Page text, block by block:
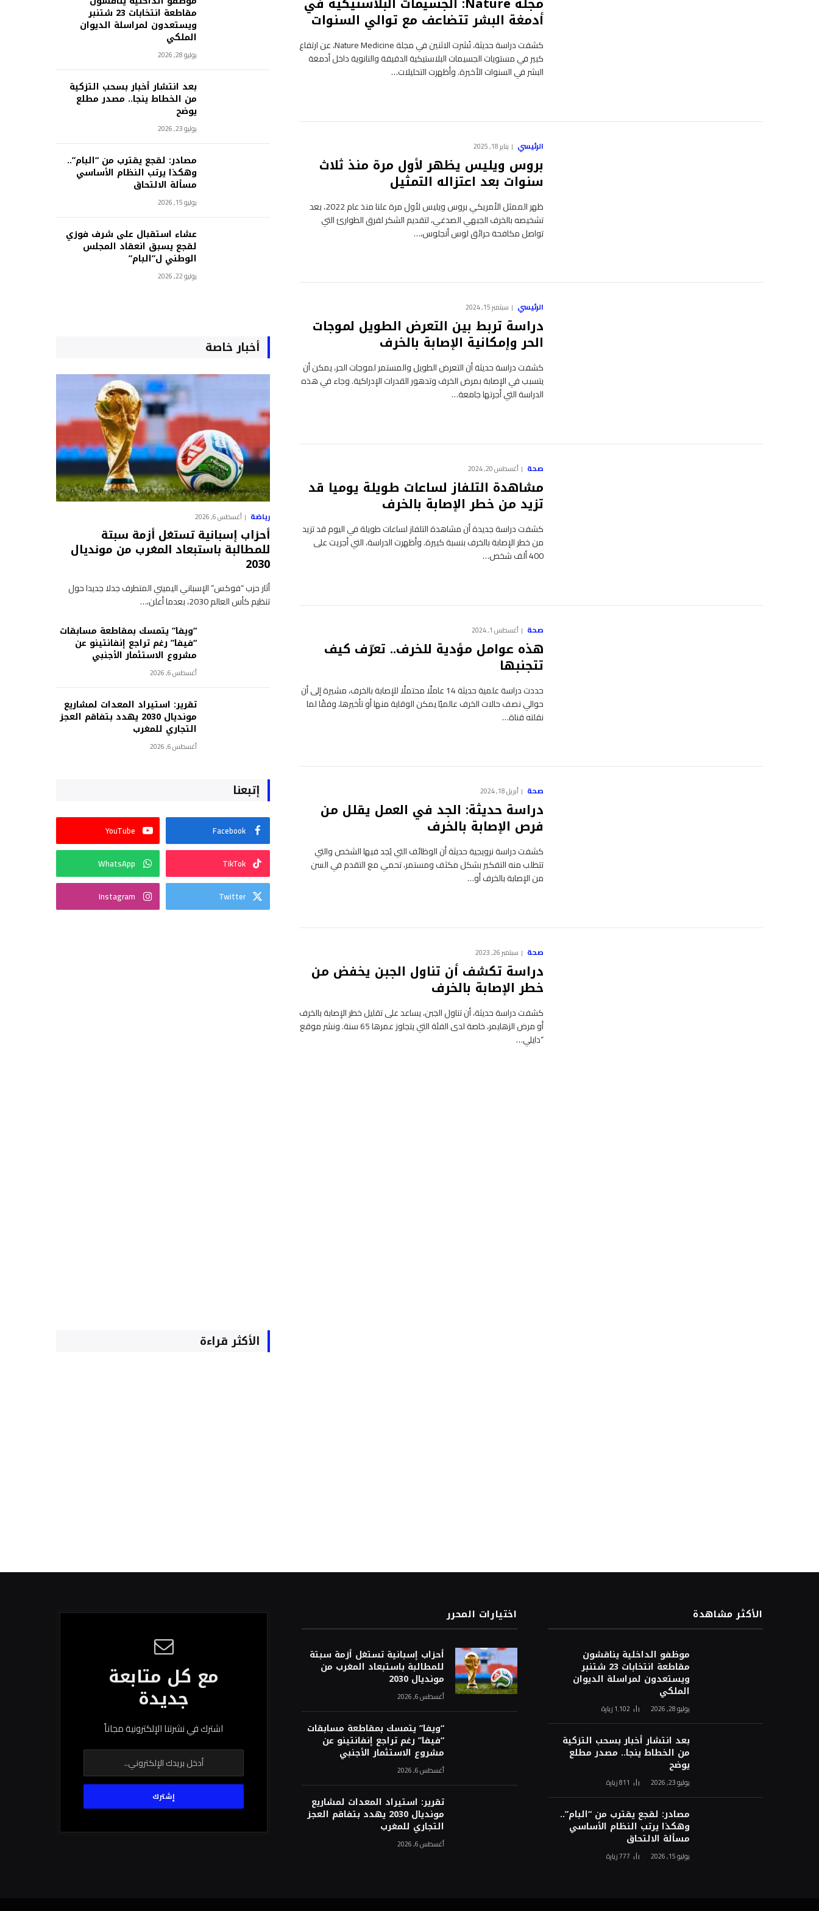
أدمغة البشر تتضاعف مع توالي السنوات
كشفت دراسة حديثة، نُشرت الاثنين في مجلة Nature Medicine، عن ارتفاع
كبير في مستويات الجسيمات البلاستيكية الدقيقة والنانوية داخل أدمغة
البشر في السنوات الأخيرة. وأظهرت التحليلات…
الرئيسي يناير 18, 2025
بروس ويليس يظهر لأول مرة منذ ثلاث
سنوات بعد اعتزاله التمثيل
ظهر الممثل الأمريكي بروس ويليس لأول مرة علنا منذ عام 2022، بعد
تشخيصه بالخرف الجبهي الصدغي، لتقديم الشكر لفرق الطوارئ التي
تواصل مكافحة حرائق لوس أنجلوس،…
الرئيسي سبتمبر 15, 2024
دراسة تربط بين التعرض الطويل لموجات
الحر وإمكانية الإصابة بالخرف
كشفت دراسة حديثة أن التعرض الطويل والمستمر لموجات الحر، يمكن أن
يتسبب في الإصابة بمرض الخرف وتدهور القدرات الإدراكية. وجاء في هذه
الدراسة التي أجرتها جامعة…
صحة أغسطس 20, 2024
مشاهدة التلفاز لساعات طويلة يوميا قد
تزيد من خطر الإصابة بالخرف
كشفت دراسة جديدة أن مشاهدة التلفاز لساعات طويلة في اليوم قد تزيد
من خطر الإصابة بالخرف بنسبة كبيرة. وأظهرت الدراسة، التي أجريت على
400 ألف شخص…
صحة أغسطس 1, 2024
هذه عوامل مؤدية للخرف.. تعرّف كيف
تتجنبها
حددت دراسة علمية حديثة 14 عاملًا محتملًا للإصابة بالخرف، مشيرة إلى أن
حوالي نصف حالات الخرف عالميًا يمكن الوقاية منها أو تأخيرها، وفقًا لما
نقلته قناة…
صحة أبريل 18, 2024
دراسة حديثة: الجد في العمل يقلل من
فرص الإصابة بالخرف
كشفت دراسة نرويجية حديثة أن الوظائف التي يُجد فيها الشخص والتي
تتطلب منه التفكير بشكل مكثف ومستمر، تحمي مع التقدم في السن
من الإصابة بالخرف أو…
صحة سبتمبر 26, 2023
دراسة تكشف أن تناول الجبن يخفض من
خطر الإصابة بالخرف
كشفت دراسة حديثة، أن تناول الجبن، يساعد على تقليل خطر الإصابة بالخرف
أو مرض الزهايمر، خاصة لدى الفئة التي يتجاوز عمرها 65 سنة. ونشر موقع
“دايلي…
مقاطعة انتخابات 23 شتنبر
ويستعدون لمراسلة الديوان
الملكي
يوليو 28, 2026
بعد انتشار أخبار بسحب التزكية
من الخطاط ينجا.. مصدر مطلع
يوضح
يوليو 23, 2026
مصادر: لقجع يقترب من “البام”..
وهكذا يرتب النظام الأساسي
مسألة الالتحاق
يوليو 15, 2026
عشاء استقبال على شرف فوزي
لقجع يسبق انعقاد المجلس
الوطني ل”البام”
يوليو 22, 2026
أخبار خاصة
رياضة أغسطس 6, 2026
أحزاب إسبانية تستغل أزمة سبتة
للمطالبة باستبعاد المغرب من مونديال
2030
أثار حزب “فوكس” الإسباني اليميني المتطرف جدلا جديدا حول
تنظيم كأس العالم 2030، بعدما أعلن،…
“ويفا” يتمسك بمقاطعة مسابقات
“فيفا” رغم تراجع إنفانتينو عن
مشروع الاستثمار الأجنبي
أغسطس 6, 2026
تقرير: استيراد المعدات لمشاريع
مونديال 2030 يهدد بتفاقم العجز
التجاري للمغرب
أغسطس 6, 2026
إتبعنا
Facebook
YouTube
TikTok
WhatsApp
Twitter
Instagram
الأكثر قراءة
الأكثر مشاهدة
موظفو الداخلية يناقشون
مقاطعة انتخابات 23 شتنبر
ويستعدون لمراسلة الديوان
الملكي
يوليو 28, 2026 1٬102 زيارة
بعد انتشار أخبار بسحب التزكية
من الخطاط ينجا.. مصدر مطلع
يوضح
يوليو 23, 2026 811زيارة
مصادر: لقجع يقترب من “البام”..
وهكذا يرتب النظام الأساسي
مسألة الالتحاق
يوليو 15, 2026 777زيارة
اختيارات المحرر
أحزاب إسبانية تستغل أزمة سبتة
للمطالبة باستبعاد المغرب من
مونديال 2030
أغسطس 6, 2026
“ويفا” يتمسك بمقاطعة مسابقات
“فيفا” رغم تراجع إنفانتينو عن
مشروع الاستثمار الأجنبي
أغسطس 6, 2026
تقرير: استيراد المعدات لمشاريع
مونديال 2030 يهدد بتفاقم العجز
التجاري للمغرب
أغسطس 6, 2026
مع كل متابعة
جديدة
اشترك في نشرتنا الإلكترونية مجاناً